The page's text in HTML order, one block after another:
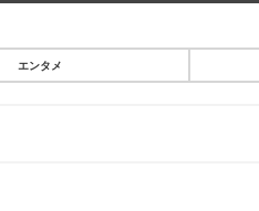
エンタメ